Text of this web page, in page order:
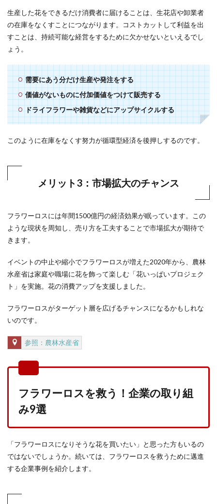
生産した花をできるだけ消費者に届けることは、生花店や卸業者
の在庫をなくすことにつながります。コストカットして利益を出
すことは、持続可能な経営をするために欠かせないといえるでし
ょう。
需要にあう分だけ生産や発注をする
価値がないものに付加価値をつけて販売する
ドライフラワーや雑貨などにアップサイクルする
このように在庫をなくす努力が循環型経済を後押しするのです。
メリット3：市場拡大のチャンス
フラワーロスには年間1500億円の経済効果が眠っています。この
ような現状を周知し、売り方を工夫することで市場拡大が期待で
きます。
イベントの中止や縮小でフラワーロスが増えた2020年から、農林
水産省は家庭や職場に花を飾って楽しむ「花いっぱいプロジェク
ト」を実施。花の消費アップを支援しました。
フラワーロスがターゲット層を広げるチャンスになるかもしれな
いのです。
参照：農林水産省
フラワーロスを救う！企業の取り組
み9選
「フラワーロスになりそうな花を買いたい」と思った方もいるの
ではないでしょうか。続いては、フラワーロスを救うために邁進
する企業事例を紹介します。